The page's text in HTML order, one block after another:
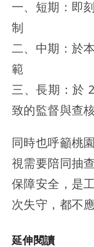
一、短期：即
制
二、中期：於
範
三、長期：於
致的監督與查
同時也呼籲桃
視需要陪同抽
保障安全，是
次失守，都不
延伸閱讀